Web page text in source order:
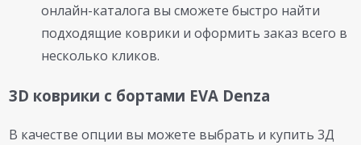
онлайн-каталога вы сможете быстро найти
подходящие коврики и оформить заказ всего в
несколько кликов.
3D коврики с бортами EVA Denza
В качестве опции вы можете выбрать и купить 3Д